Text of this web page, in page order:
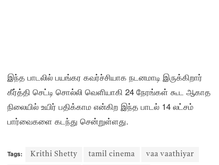
இந்த பாடலில் பயங்கர கவர்ச்சியாக நடனமாடி இருக்கிறார்
கீர்த்தி செட்டி சொல்லி வெளியாகி 24 நேரங்கள் கூட ஆகாத
நிலையில் உயிர் பதிக்காம என்கிற இந்த பாடல் 14 லட்சம்
பார்வைகளை கடந்து சென்றுள்ளது.
Tags: Krithi Shetty tamil cinema vaa vaathiyar